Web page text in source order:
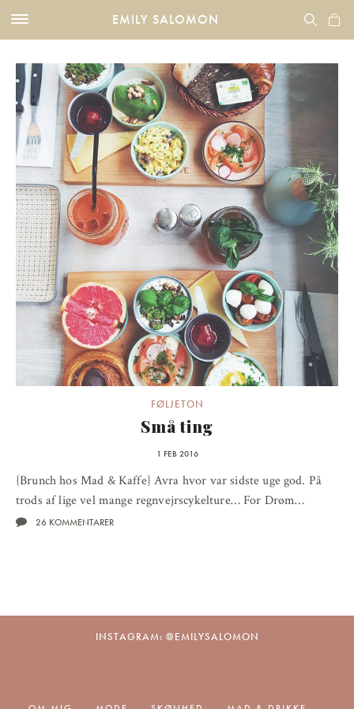
EMILY SALOMON
FØLJETON
Små ting
1 FEB 2016
{Brunch hos Mad & Kaffe} Avra hvor var sidste uge god. På
trods af lige vel mange regnvejrscykelture… For Drøm…
26 KOMMENTARER
INSTAGRAM: @EMILYSALOMON